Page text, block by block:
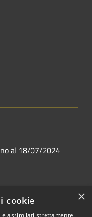
al 18/07/2024
×
cookie
e assimilati strettamente